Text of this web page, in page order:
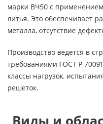
марки ВЧ50 с
литья. Это обеспечивает
металла, отсутствие
Производство ведется в
требованиями ГОСТ Р
классы нагрузок,
решеток.